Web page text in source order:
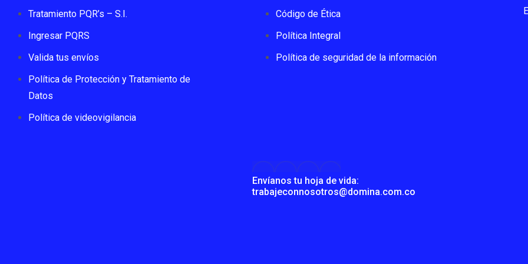
Tratamiento PQR’s – S.I.
Ingresar PQRS
Valida tus envíos
Política de Protección y Tratamiento de
Datos
Política de videovigilancia
Código de Ética
Política Integral
Política de seguridad de la información
Envíanos tu hoja de vida:
trabajeconnosotros@domina.com.co